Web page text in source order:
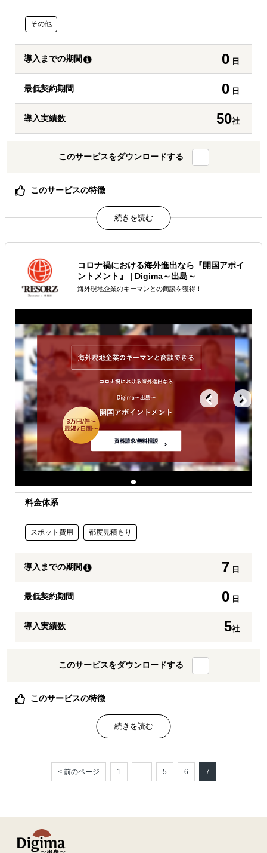
その他
導入までの期間 0 日
最低契約期間 0 日
導入実績数 50社
このサービスをダウンロードする
このサービスの特徴
「海外販路拡大におけるゴールデンルート」がわかる！
「海外展開を初めて実施する企業が陥り易い失敗」がわか
海外進出戦略・事業計画立案
販路拡大（営業代行・販売代理店探し）
解決できる課題
どの国に進出するべきか決めたい
自社商材に最適な販売方法を知りたい
許認可や規制調査など輸出／販売の準備をしたい
コロナ禍における海外進出なら『開国アポイ
ントメント』
| Digima～出島～
海外現地企業のキーマンとの商談を獲得！
料金体系
スポット費用 都度見積もり
導入までの期間 7 日
最低契約期間 0 日
導入実績数 5社
このサービスをダウンロードする
このサービスの特徴
オンライン完結で「現地調査（フィジビリティスタデ
ィ）」ができる！
オンライン完結で「販売チャネル開拓」ができる！
属するジャンル
< 前のページ 1 5 6 7